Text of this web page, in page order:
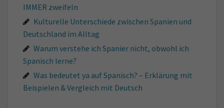
IMMER zweifeln
Kulturelle Unterschiede zwischen Spanien und
Deutschland im Alltag
Warum verstehe ich Spanier nicht, obwohl ich
Spanisch lerne?
Was bedeutet ya auf Spanisch? – Erklärung mit
Beispielen & Vergleich mit Deutsch